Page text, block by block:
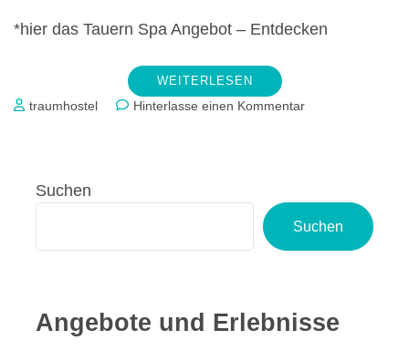
*hier das Tauern Spa Angebot – Entdecken
WEITERLESEN
traumhostel Hinterlasse einen Kommentarzu
Zell
am
Euro
p.
Suchen
Suchen
Angebote und Erlebnisse